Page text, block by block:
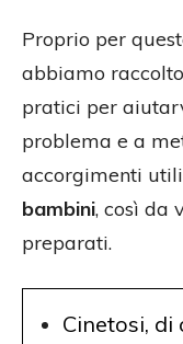
Proprio per
abbiamo
pratici per
problema e a
accorgimenti
bambini, così da
preparati.
Cinetosi, di